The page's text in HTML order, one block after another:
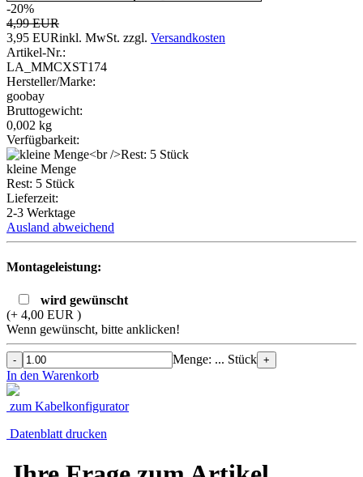
-20%
4,99 EUR
3,95 EURinkl. MwSt. zzgl. Versandkosten
Artikel-Nr.:
LA_MMCXST174
Hersteller/Marke:
goobay
Bruttogewicht:
0,002 kg
Verfügbarkeit:
kleine Menge
Rest: 5 Stück
Lieferzeit:
2-3 Werktage
Ausland abweichend
Montageleistung:
wird gewünscht
(+ 4,00 EUR )
Wenn gewünscht, bitte anklicken!
- Menge: ... Stück +
In den Warenkorb
zum Kabelkonfigurator
Datenblatt drucken